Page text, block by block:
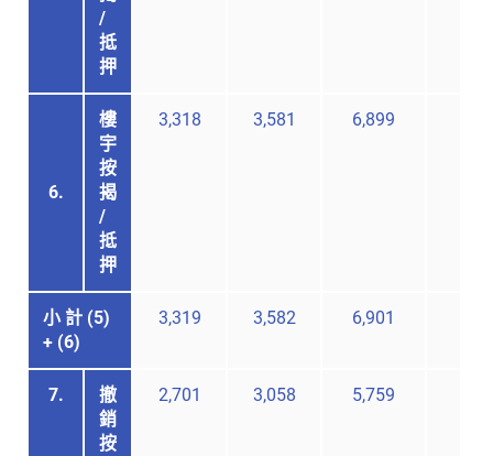
/
抵
押
6.
樓
宇
按
揭
/
抵
押
3,318 3,581 6,899
小 計 (5)
+ (6)
3,319 3,582 6,901
7.
撤
銷
按
2,701 3,058 5,759